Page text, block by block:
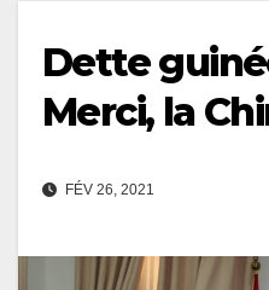
Dette
Merci, la
FÉV 26, 2021